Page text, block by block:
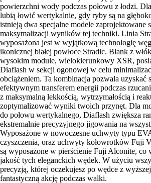
powierzchni wody podczas połowu z łodzi.
lubią łowić wertykalnie, gdy ryby są na
istnieją dwa specjalne modele zaprojektowane
maksymalizacji wyników tej techniki. Linia
wyposażona jest w wyjątkową technologię
ikonicznej białej powłoce Stradic. Blank z
wysokim module, wielokierunkowy XSR,
Diaflash w sekcji ogonowej w celu
obciążeniem. Ta kombinacja pozwala uzyskać
efektywnym transferem energii podczas
z maksymalną lekkością, wytrzymałością i
zoptymalizować wyniki twoich przynęt. Dla
do połowu wertykalnego, Diaflash zwiększa
ekstremalnie precyzyjnego jigowania na
Wyposażone w nowoczesne uchwyty typu
czyszczenia, oraz uchwyty kołowrotków Fuji
są wyposażone w pierścienie Fuji Alconite, co
jakość tych eleganckich wędek. W użyciu
precyzją, której oczekujesz po wędce z
fantastyczną akcję podczas walki.